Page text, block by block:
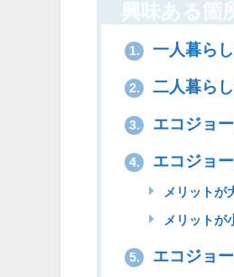
興味ある箇
1. 一人暮ら
2. 二人暮ら
3. エコジョ
4. エコジョ
メリットが
メリットが
5. エコジョ